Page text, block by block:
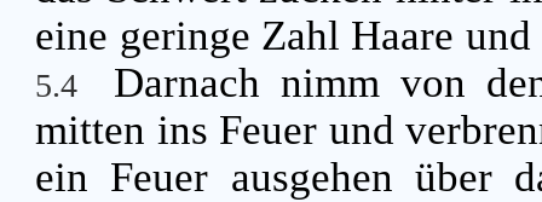
eine geringe Zahl Haare
5.4
Darnach nimm von
mitten ins Feuer und
ein Feuer ausgehen über